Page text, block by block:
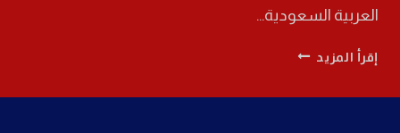
العربية السعودية…
إقرأ المزيد شركة